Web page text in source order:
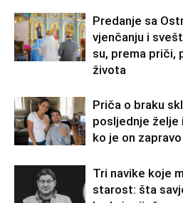
Predanje sa
vjenčanju i
su, prema priči,
života
Priča o braku
posljednje želje
ko je on zapravo
Tri navike koje
starost: šta